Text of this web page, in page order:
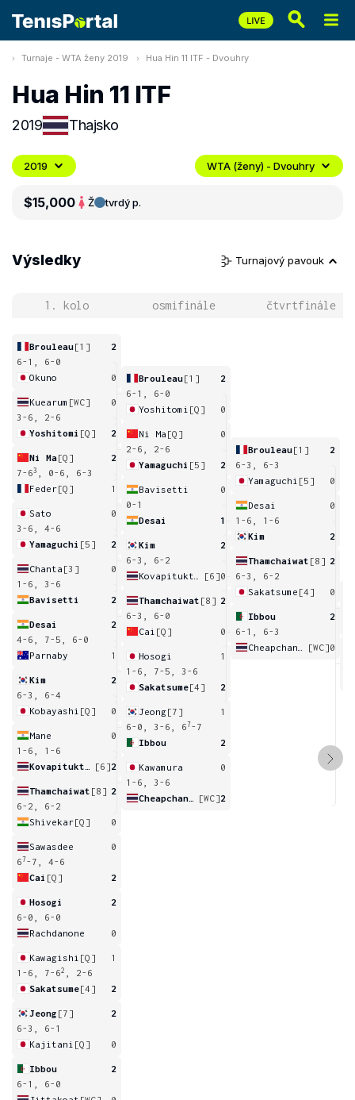
Turnaje - WTA ženy 2019 Hua Hin 11 ITF - Dvouhry
Hua Hin 11 ITF
2019 Thajsko
2019 WTA (ženy) - Dvouhry
$15,000 Ž tvrdý p.
Výsledky Turnajový pavouk
1. kolo osmifinále čtvrtfinále
Brouleau[1]
2
6-1, 6-0
Okuno
0
Kuearum [WC]
0
3-6, 2-6
Yoshitomi [Q] 2
Ni Ma[Q]
2
7-63
, 0-6, 6-3
Feder[Q] 1
Sato
0
3-6, 4-6
Yamaguchi [5] 2
Chanta [3]
0
1-6, 3-6
Bavisetti
2
Desai
2
4-6, 7-5, 6-0
Parnaby
1
Kim
2
6-3, 6-4
Kobayashi [Q] 0
Mane
0
1-6, 1-6
[6]2
Thamchaiwat [8] 2
6-2, 6-2
Shivekar[Q] 0
Sawasdee
0
67-7, 4-6
Cai [Q] 2
Hosogi
2
6-0, 6-0
Rachdanone
0
Kawagishi [Q]
1
1-6, 7-62
, 2-6
Sakatsume[4] 2
Jeong [7]
2
6-3, 6-1
Kajitani [Q] 0
Ibbou
2
6-1, 6-0
Brouleau[1]
2
6-1, 6-0
Yoshitomi [Q] 0
Ni Ma [Q]
0
2-6, 2-6
Yamaguchi [5] 2
Bavisetti
0
0-1
Desai
1
Kim
2
6-3, 6-2
[6]0
Thamchaiwat [8] 2
6-3, 6-0
Cai [Q] 0
Hosogi
1
1-6, 7-5, 3-6
Sakatsume[4] 2
Jeong[7]
1
6-0, 3-6, 67-7
Ibbou
2
Kawamura
0
1-6, 3-6
[WC]2
Brouleau[1]
2
6-3, 6-3
Yamaguchi [5] 0
Desai
0
1-6, 1-6
Kim
2
Thamchaiwat [8] 2
6-3, 6-2
Sakatsume [4] 0
Ibbou
2
6-1, 6-3
[WC]0